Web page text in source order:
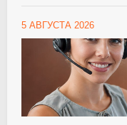
5 АВГУСТА 2026